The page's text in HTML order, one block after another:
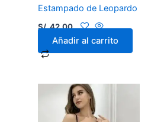
Estampado de Leopardo
S/.42.00
Añadir al carrito